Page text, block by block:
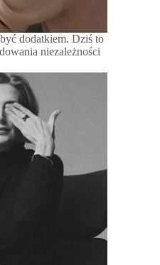
dodatkiem. Dziś to
niezależności